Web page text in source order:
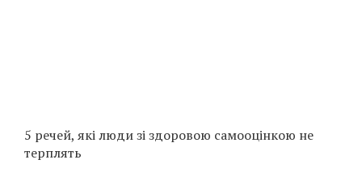
5 речей, які люди зі здоровою самооцінкою не
терплять